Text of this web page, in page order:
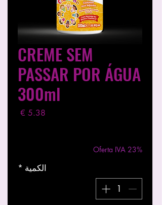
CREME SEM
PASSAR POR ÁGUA
300ml
السعر
Oferta IVA 23%
الكمية *